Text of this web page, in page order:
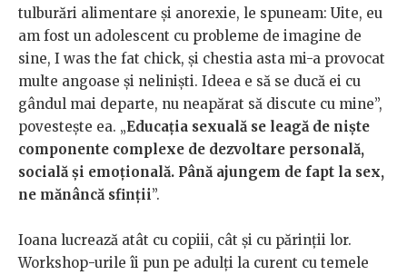
tulburări alimentare și anorexie, le spuneam: Uite, eu
am fost un adolescent cu probleme de imagine de
sine, I was the fat chick, și chestia asta mi-a provocat
multe angoase și neliniști. Ideea e să se ducă ei cu
gândul mai departe, nu neapărat să discute cu mine”,
povestește ea. „Educația sexuală se leagă de niște
componente complexe de dezvoltare personală,
socială și emoțională. Până ajungem de fapt la sex,
ne mănâncă sfinții”.
Ioana lucrează atât cu copiii, cât și cu părinții lor.
Workshop-urile îi pun pe adulți la curent cu temele